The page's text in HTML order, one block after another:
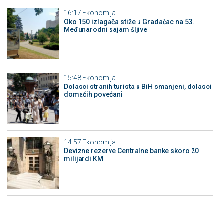
16:17 Ekonomija
Oko 150 izlagača stiže u Gradačac na 53.
Međunarodni sajam šljive
15:48 Ekonomija
Dolasci stranih turista u BiH smanjeni, dolasci
domaćih povećani
14:57 Ekonomija
Devizne rezerve Centralne banke skoro 20
milijardi KM